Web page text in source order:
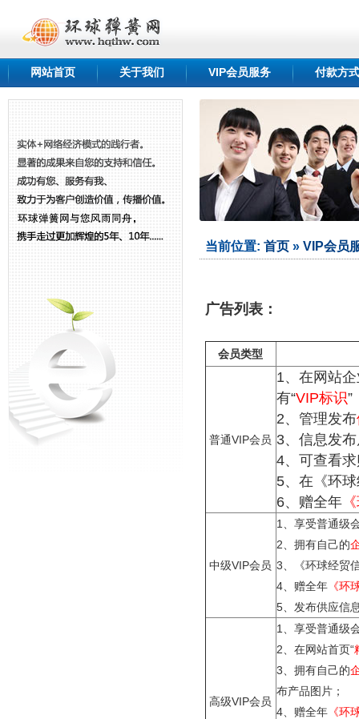
网站首页 关于我们 VIP会员服务 付款方式
当前位置: 首页 » VIP会员
广告列表：
会员类型
普通VIP会员
1、在网站
有“VIP标识”
2、管理发布
3、信息发
4、可查看
5、在《环
6、赠全年
中级VIP会员
1、享受普通级
2、拥有自己的
3、《环球经贸
4、赠全年 《环
5、发布供应信
高级VIP会员
1、享受普通级
2、在网站首页“
3、拥有自己的
布产品图片；
4、赠全年 《环